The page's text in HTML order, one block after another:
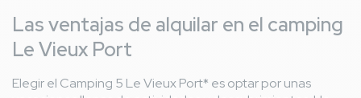
Las ventajas de alquilar en el camping
Le Vieux Port
Elegir el Camping 5 Le Vieux Port* es optar por unas